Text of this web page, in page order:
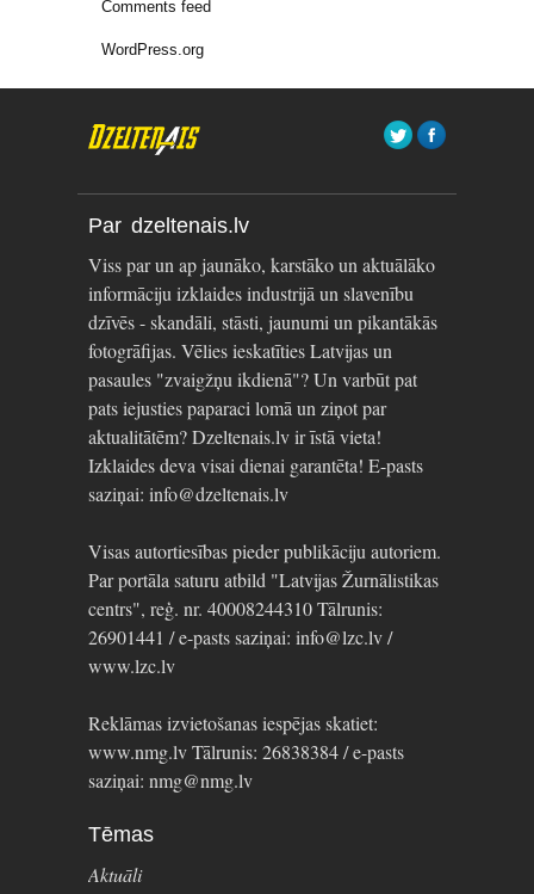
Comments feed
WordPress.org
Par dzeltenais.lv
Viss par un ap jaunāko, karstāko un aktuālāko
informāciju izklaides industrijā un slavenību
dzīvēs - skandāli, stāsti, jaunumi un pikantākās
fotogrāfijas. Vēlies ieskatīties Latvijas un
pasaules "zvaigžņu ikdienā"? Un varbūt pat
pats iejusties paparaci lomā un ziņot par
aktualitātēm? Dzeltenais.lv ir īstā vieta!
Izklaides deva visai dienai garantēta! E-pasts
saziņai: info@dzeltenais.lv
Visas autortiesības pieder publikāciju autoriem.
Par portāla saturu atbild "Latvijas Žurnālistikas
centrs", reģ. nr. 40008244310 Tālrunis:
26901441 / e-pasts saziņai: info@lzc.lv /
www.lzc.lv
Reklāmas izvietošanas iespējas skatiet:
www.nmg.lv Tālrunis: 26838384 / e-pasts
saziņai: nmg@nmg.lv
Tēmas
Aktuāli